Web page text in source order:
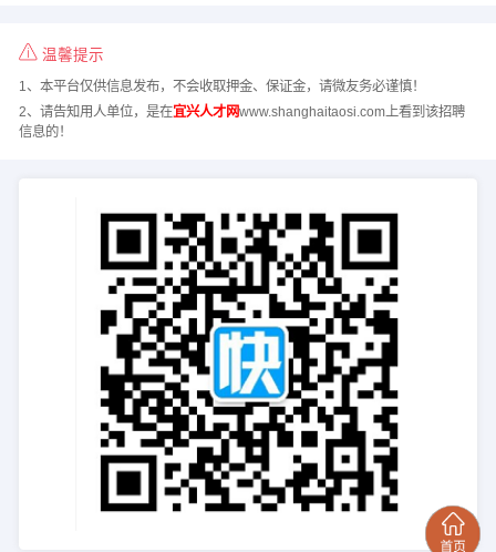
温馨提示
1、本平台仅供信息发布，不会收取押金、保证金，请微友务必谨慎！
2、请告知用人单位，是在宜兴人才网www.shanghaitaosi.com上看到该招聘
信息的！